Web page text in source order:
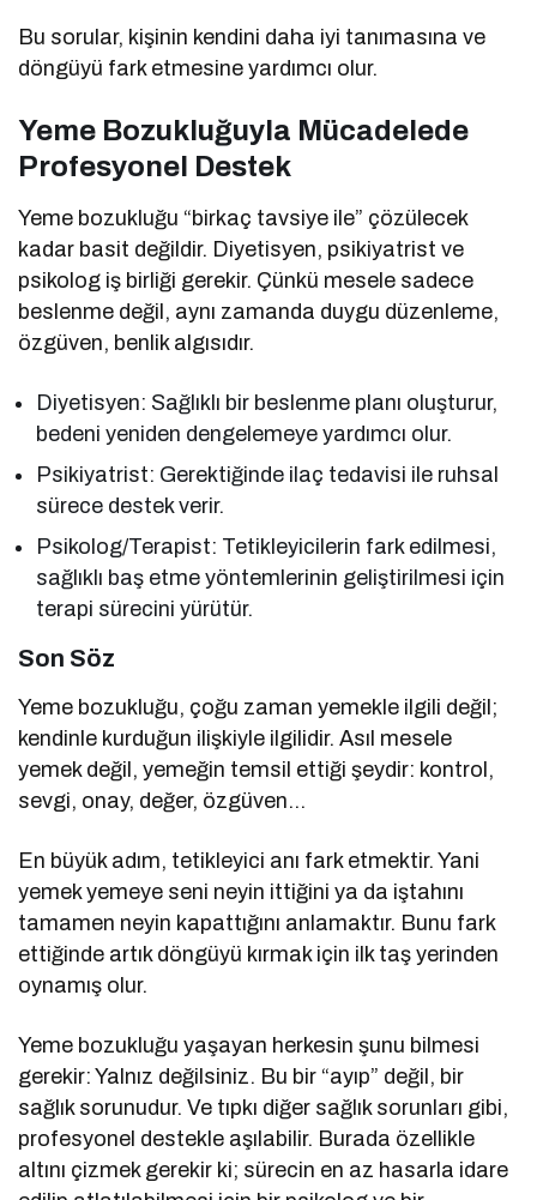
Bu sorular, kişinin kendini daha iyi tanımasına ve
döngüyü fark etmesine yardımcı olur.
Yeme Bozukluğuyla Mücadelede
Profesyonel Destek
Yeme bozukluğu “birkaç tavsiye ile” çözülecek
kadar basit değildir. Diyetisyen, psikiyatrist ve
psikolog iş birliği gerekir. Çünkü mesele sadece
beslenme değil, aynı zamanda duygu düzenleme,
özgüven, benlik algısıdır.
Diyetisyen: Sağlıklı bir beslenme planı oluşturur,
bedeni yeniden dengelemeye yardımcı olur.
Psikiyatrist: Gerektiğinde ilaç tedavisi ile ruhsal
sürece destek verir.
Psikolog/Terapist: Tetikleyicilerin fark edilmesi,
sağlıklı baş etme yöntemlerinin geliştirilmesi için
terapi sürecini yürütür.
Son Söz
Yeme bozukluğu, çoğu zaman yemekle ilgili değil;
kendinle kurduğun ilişkiyle ilgilidir. Asıl mesele
yemek değil, yemeğin temsil ettiği şeydir: kontrol,
sevgi, onay, değer, özgüven…
En büyük adım, tetikleyici anı fark etmektir. Yani
yemek yemeye seni neyin ittiğini ya da iştahını
tamamen neyin kapattığını anlamaktır. Bunu fark
ettiğinde artık döngüyü kırmak için ilk taş yerinden
oynamış olur.
Yeme bozukluğu yaşayan herkesin şunu bilmesi
gerekir: Yalnız değilsiniz. Bu bir “ayıp” değil, bir
sağlık sorunudur. Ve tıpkı diğer sağlık sorunları gibi,
profesyonel destekle aşılabilir. Burada özellikle
altını çizmek gerekir ki; sürecin en az hasarla idare